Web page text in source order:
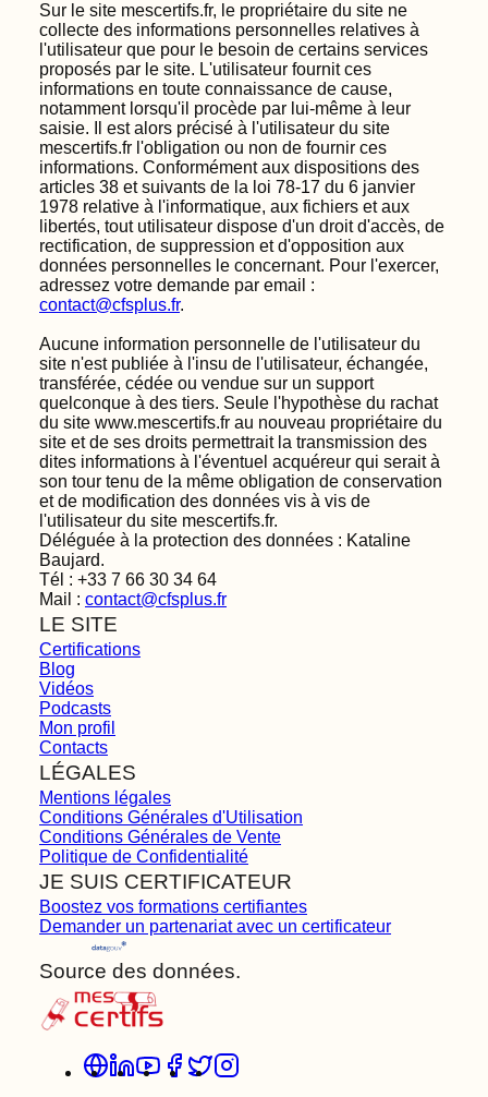
Sur le site mescertifs.fr, le propriétaire du site ne
collecte des informations personnelles relatives à
l'utilisateur que pour le besoin de certains services
proposés par le site. L'utilisateur fournit ces
informations en toute connaissance de cause,
notamment lorsqu'il procède par lui-même à leur
saisie. Il est alors précisé à l'utilisateur du site
mescertifs.fr l'obligation ou non de fournir ces
informations. Conformément aux dispositions des
articles 38 et suivants de la loi 78-17 du 6 janvier
1978 relative à l'informatique, aux fichiers et aux
libertés, tout utilisateur dispose d'un droit d'accès, de
rectification, de suppression et d'opposition aux
données personnelles le concernant. Pour l'exercer,
adressez votre demande par email :
contact@cfsplus.fr.
Aucune information personnelle de l'utilisateur du
site n'est publiée à l'insu de l'utilisateur, échangée,
transférée, cédée ou vendue sur un support
quelconque à des tiers. Seule l'hypothèse du rachat
du site www.mescertifs.fr au nouveau propriétaire du
site et de ses droits permettrait la transmission des
dites informations à l'éventuel acquéreur qui serait à
son tour tenu de la même obligation de conservation
et de modification des données vis à vis de
l'utilisateur du site mescertifs.fr.
Déléguée à la protection des données : Kataline
Baujard.
Tél : +33 7 66 30 34 64
Mail : contact@cfsplus.fr
LE SITE
Certifications
Blog
Vidéos
Podcasts
Mon profil
Contacts
LÉGALES
Mentions légales
Conditions Générales d'Utilisation
Conditions Générales de Vente
Politique de Confidentialité
JE SUIS CERTIFICATEUR
Boostez vos formations certifiantes
Demander un partenariat avec un certificateur
Source des données.